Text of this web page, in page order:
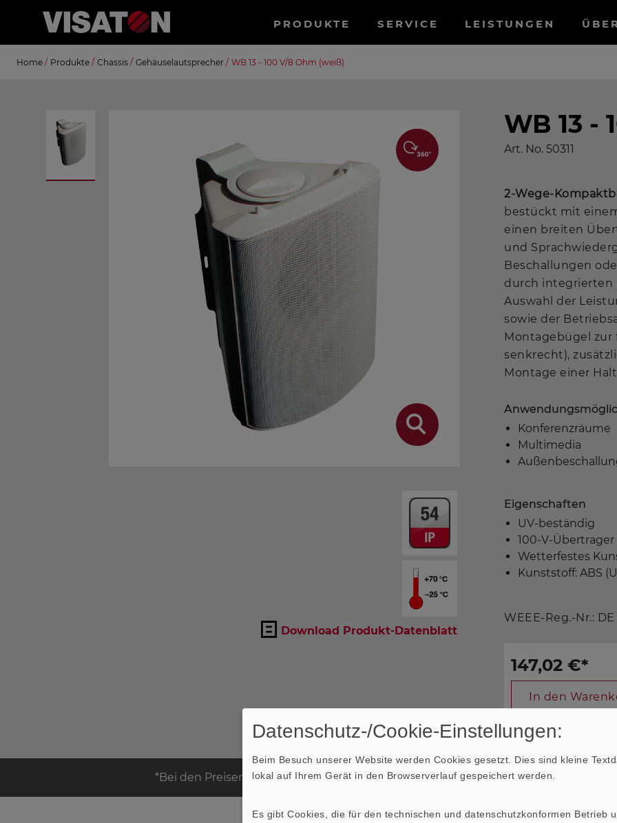
Hauptnavigation
PRODUKTE SERVICE LEISTUNGEN
Suche
Home / Produkte / Chassis / Gehäuselautsprecher / WB 13 - 100 V/8 Ohm (weiß)
Download Produkt-Datenblatt
WB 13 -
Art. No. 50311
2-Wege-
bestückt mit
einen breiten
und
Beschallungen
durch integrierten
Auswahl der
sowie der
Montagebügel zur
senkrecht),
Montage einer
Konferenzräume
Multimedia
Eigenschaften
UV-beständig
100-V-Übertrager
Wetterfestes
Kunststoff: ABS
WEEE-Reg.-Nr.:
147,02 €*
In den
*Bei den Preisen handelt es sich um Bruttopreise für Privatkunden. Auf Anfrage
Datenschutz-/Cookie-Einstellungen:
Beim Besuch unserer Website werden Cookies gesetzt. Dies sind kleine
lokal auf Ihrem Gerät in den Browserverlauf gespeichert werden.
Es gibt Cookies, die für den technischen und datenschutzkonformen Betrieb